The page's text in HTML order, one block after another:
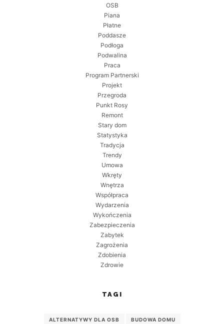
OSB
Piana
Płatne
Poddasze
Podłoga
Podwalina
Praca
Program Partnerski
Projekt
Przegroda
Punkt Rosy
Remont
Stary dom
Statystyka
Tradycja
Trendy
Umowa
Wkręty
Wnętrza
Współpraca
Wydarzenia
Wykończenia
Zabezpieczenia
Zabytek
Zagrożenia
Zdobienia
Zdrowie
TAGI
ALTERNATYWY DLA OSB BUDOWA DOMU